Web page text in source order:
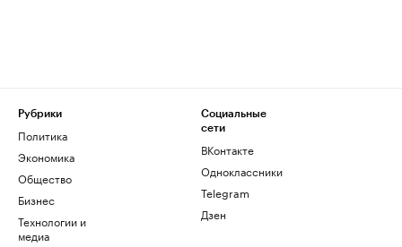
Рубрики
Политика
Экономика
Общество
Бизнес
Технологии и
медиа
Социальные
сети
ВКонтакте
Одноклассники
Telegram
Дзен